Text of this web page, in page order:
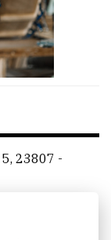
23807 -